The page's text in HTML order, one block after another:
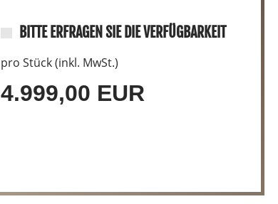
BITTE ERFRAGEN SIE DIE VERFÜGBARKEIT
pro Stück (inkl. MwSt.)
4.999,00 EUR